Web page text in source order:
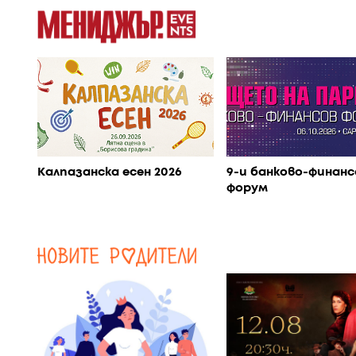
Калпазанска есен 2026
9-и банково-
форум